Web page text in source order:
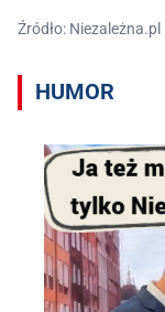
Źródło: Niezależna.pl
HUMOR